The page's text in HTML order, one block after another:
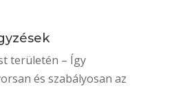
területén – Így
és szabályosan az